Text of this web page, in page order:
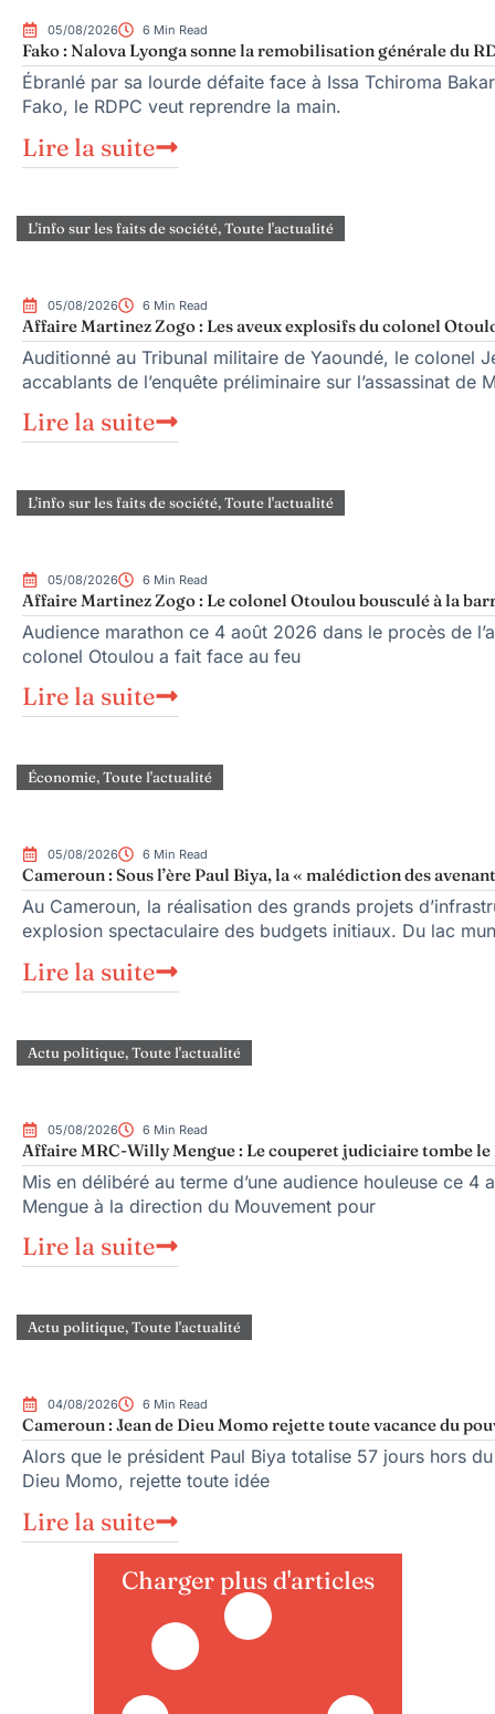
05/08/2026 6 Min Read
Fako : Nalova Lyonga sonne la remobilisation générale du
Ébranlé par sa lourde défaite face à Issa Tchiroma
Fako, le RDPC veut reprendre la main.
Lire la suite
L'info sur les faits de société,Toute l'actualité
05/08/2026 6 Min Read
Affaire Martinez Zogo : Les aveux explosifs du colonel
Auditionné au Tribunal militaire de Yaoundé, le colonel
accablants de l’enquête préliminaire sur l’assassinat de
Lire la suite
L'info sur les faits de société,Toute l'actualité
05/08/2026 6 Min Read
Affaire Martinez Zogo : Le colonel Otoulou bousculé à la
Audience marathon ce 4 août 2026 dans le procès de
colonel Otoulou a fait face au feu
Lire la suite
Économie,Toute l'actualité
05/08/2026 6 Min Read
Cameroun : Sous l’ère Paul Biya, la « malédiction des
Au Cameroun, la réalisation des grands projets
explosion spectaculaire des budgets initiaux. Du lac
Lire la suite
Actu politique,Toute l'actualité
05/08/2026 6 Min Read
Affaire MRC-Willy Mengue : Le couperet judiciaire tombe le
Mis en délibéré au terme d’une audience houleuse ce
Mengue à la direction du Mouvement pour
Lire la suite
Actu politique,Toute l'actualité
04/08/2026 6 Min Read
Cameroun : Jean de Dieu Momo rejette toute vacance du
Alors que le président Paul Biya totalise 57 jours hors
Dieu Momo, rejette toute idée
Lire la suite
Charger plus d'articles